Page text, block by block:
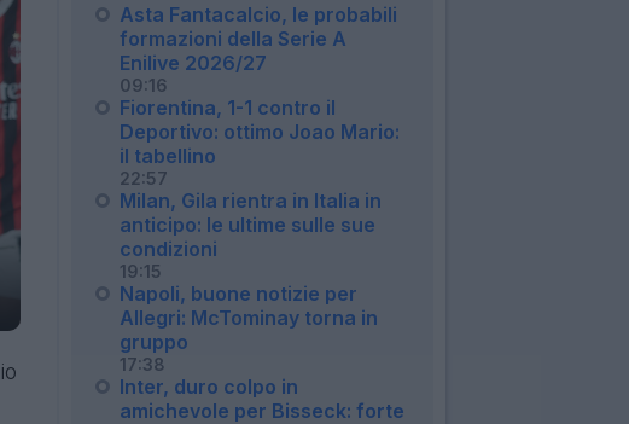
Asta Fantacalcio, le probabili
formazioni della Serie A
Enilive 2026/27
09:16
Fiorentina, 1-1 contro il
Deportivo: ottimo Joao Mario:
il tabellino
22:57
Milan, Gila rientra in Italia in
anticipo: le ultime sulle sue
condizioni
19:15
Napoli, buone notizie per
Allegri: McTominay torna in
gruppo
17:38
Inter, duro colpo in
amichevole per Bisseck: forte